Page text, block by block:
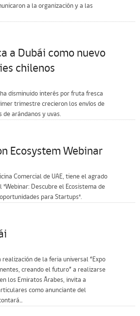
a la organización y a las
a Dubái como nuevo
chilenos
disminuido interés por fruta fresca
trimestre crecieron los envíos de
de arándanos y uvas.
Ecosystem Webinar
Comercial de UAE, tiene el agrado
Descubre el Ecosistema de
para Startups".
de la feria universal “Expo
creando el futuro” a realizarse
los Emiratos Árabes, invita a
como anunciante del